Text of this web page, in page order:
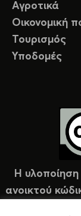
Αγροτικά
Οικονομική
Τουρισμός
Υποδομές
Η υλοποίηση
ανοικτού